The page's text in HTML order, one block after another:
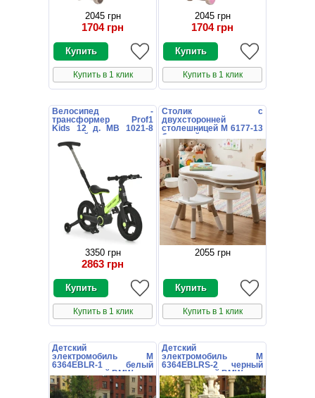
2045 грн
1704 грн
Купить в 1 клик
2045 грн
1704 грн
Купить в 1 клик
Велосипед -
трансформер Prof1
Kids 12 д. MB 1021-8
зеленый с
родительской ручкой
3350 грн
2863 грн
Купить в 1 клик
Столик с
двухсторонней
столешницей M 6177-13
бежевый конструктор
2055 грн
Купить в 1 клик
Детский
электромобиль M
6364EBLR-1 белый
двухместный BMW
Детский
электромобиль M
6364EBLRS-2 черный
двухместный BMW